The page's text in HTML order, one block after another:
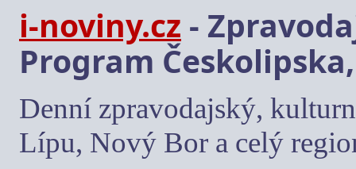
i-noviny.cz -
Program
Denní zpravodajský,
Lípu, Nový Bor a celý